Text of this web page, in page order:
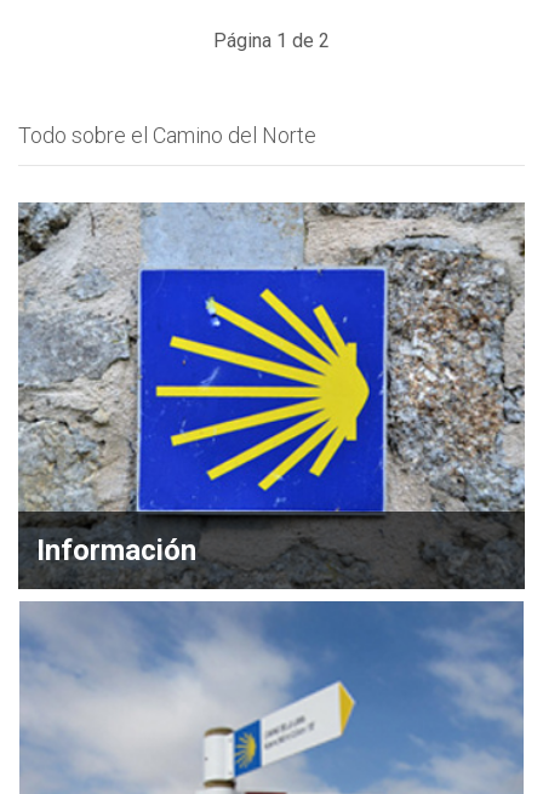
Página 1 de 2
Todo sobre el Camino del Norte
Información